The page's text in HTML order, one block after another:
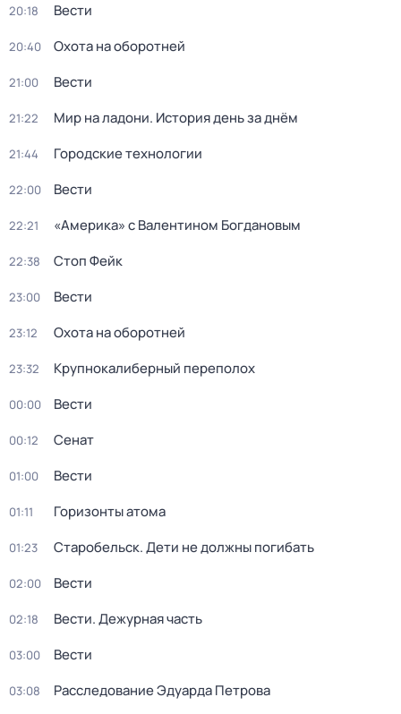
20:18 Вести
20:40 Охота на оборотней
21:00 Вести
21:22 Мир на ладони. История день за днём
21:44 Городские технологии
22:00 Вести
22:21 «Америка» с Валентином Богдановым
22:38 Стоп Фейк
23:00 Вести
23:12 Охота на оборотней
23:32 Крупнокалиберный переполох
00:00 Вести
00:12 Сенат
01:00 Вести
01:11 Горизонты атома
01:23 Старобельск. Дети не должны погибать
02:00 Вести
02:18 Вести. Дежурная часть
03:00 Вести
03:08 Расследование Эдуарда Петрова